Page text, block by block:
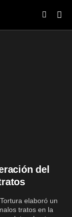
del
elaboró un
tratos en la